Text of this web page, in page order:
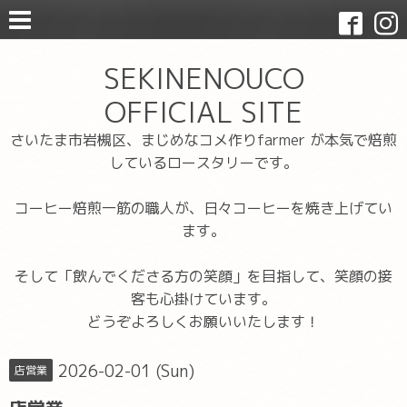
SEKINENOUCO
OFFICIAL SITE
さいたま市岩槻区、まじめなコメ作りfarmer が本気で焙煎
しているロースタリーです。
コーヒー焙煎一筋の職人が、日々コーヒーを焼き上げてい
ます。
そして「飲んでくださる方の笑顔」を目指して、笑顔の接
客も心掛けています。
どうぞよろしくお願いいたします！
店営業 2026-02-01 (Sun)